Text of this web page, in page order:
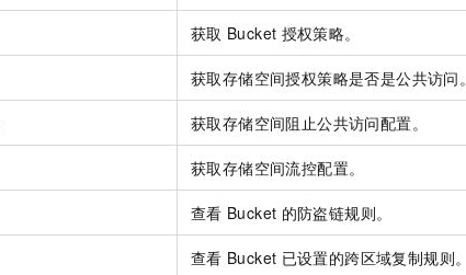
获取 Bucket 授权策略。
获取存储空间授权策略是否是公共访问。
获取存储空间阻止公共访问配置。
获取存储空间流控配置。
查看 Bucket 的防盗链规则。
查看 Bucket 已设置的跨区域复制规则。